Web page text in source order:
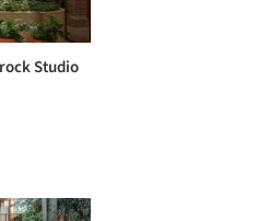
Studio